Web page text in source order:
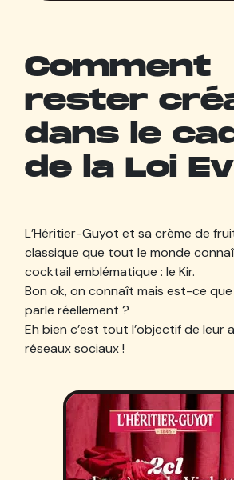
Comment
rester
dans le
de la Loi
L’Héritier-Guyot et sa crème de
classique que tout le monde
cocktail emblématique : le Kir.
Bon ok, on connaît mais est-ce
parle réellement ?
Eh bien c’est tout l’objectif de leur
réseaux sociaux !